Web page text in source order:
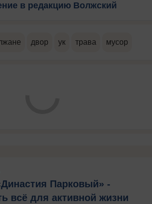
в редакцию Волжский
двор ук трава мусор
Парковый» -
всё для активной жизни